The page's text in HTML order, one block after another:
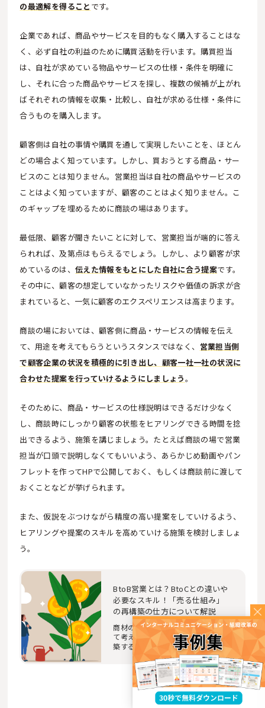
の最適解を得ること です。
企業であれば、商品やサービスを目的もなく購入することはな
く、必ず自社の利益のために購買活動を行います。購買担当
は、自社が求めている物品やサービスの仕様・条件を明確に
し、それに合った商品やサービスを探し、複数の候補が上がれ
ばそれぞれの情報を収集・比較し、自社が求める仕様・条件に
合うものを購入します。
顧客側は自社の事情や購買を通して実現したいことを、ほとん
どの場合よく知っています。しかし、買おうとする商品・サー
ビスのことは知りません。営業担当は自社の商品やサービスの
ことはよく知っていますが、顧客のことはよく知りません。こ
のギャップを埋めるために商談の場はあります。
最低限、顧客が聞きたいことに対して、営業担当が端的に答え
られれば、及第点はもらえるでしょう。しかし、より顧客が求
めているのは、 伝えた情報をもとにした自社に合う提案です。
その中に、顧客の想定していなかったリスクや価値の訴求が含
まれていると、一気に顧客のエクスペリエンスは高まります。
商談の場においては、顧客側に商品・サービスの情報を伝え
て、用途を考えてもらうというスタンスではなく、 営業担当側
で顧客企業の状況を積極的に引き出し、顧客一社一社の状況に
合わせた提案を行っていけるようにしましょう。
そのために、商品・サービスの仕様説明はできるだけ少なく
し、商談時にしっかり顧客の状態をヒアリングできる時間を捻
出できるよう、施策を講じましょう。たとえば商談の場で営業
担当が口頭で説明しなくてもいいよう、あらかじめ動画やパン
フレットを作ってHPで公開しておく、もしくは商談前に渡して
おくことなどが挙げられます。
また、仮説をぶつけながら精度の高い提案をしていけるよう、
ヒアリングや提案のスキルを高めていける施策を検討しましょ
う。
BtoB営業とは？BtoCとの違いや
必要なスキル！「売る仕組み」
の再構築の仕方について解説
商材のライフサイクルに焦点を当て
て考えることで、売る仕組みを再構
築する方法を解説します。BtoBの
営業活動で「売…